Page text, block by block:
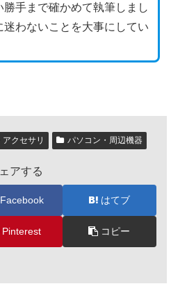
手まで確かめて執筆しまし
わないことを大事にしてい
クセサリ パソコン・周辺機器
アする
Facebook はてブ
Pinterest コピー